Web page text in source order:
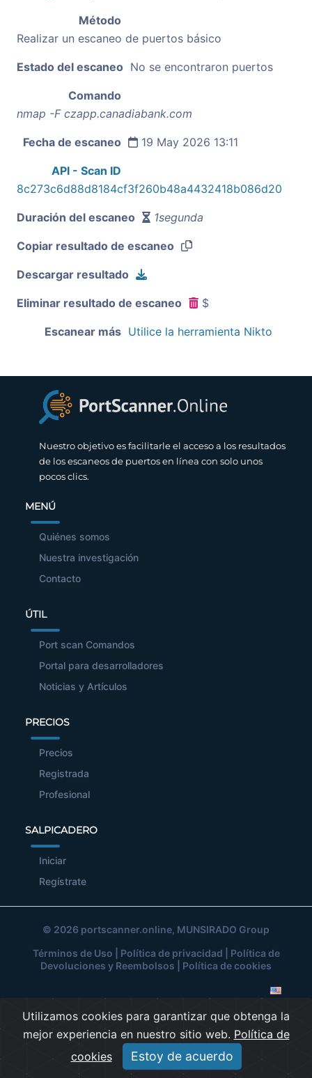
Método
Realizar un escaneo de puertos básico
Estado del escaneo No se encontraron puertos
Comando
nmap -F czapp.canadiabank.com
Fecha de escaneo 19 May 2026 13:11
API - Scan ID
8c273c6d88d8184cf3f260b48a4432418b086d20
Duración del escaneo 1segunda
Copiar resultado de escaneo
Descargar resultado
Eliminar resultado de escaneo $
Escanear más Utilice la herramienta Nikto
Nuestro objetivo es facilitarle el acceso a los resultados
de los escaneos de puertos en línea con solo unos
pocos clics.
MENÚ
Quiénes somos
Nuestra investigación
Contacto
ÚTIL
Port scan Comandos
Portal para desarrolladores
Noticias y Artículos
PRECIOS
Precios
Registrada
Profesional
SALPICADERO
Iniciar
Regístrate
© 2026 portscanner.online, MUNSIRADO Group
Términos de Uso
Política de privacidad
Política de
Devoluciones y Reembolsos
Política de cookies
Utilizamos cookies para garantizar que obtenga la
mejor experiencia en nuestro sitio web. Política de
cookies
Estoy de acuerdo